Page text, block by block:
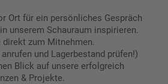
Ort für ein persönliches Gespräch
unserem Schauraum inspirieren.
zum Mitnehmen.
und Lagerbestand prüfen!)
Blick auf unsere erfolgreich
& Projekte.